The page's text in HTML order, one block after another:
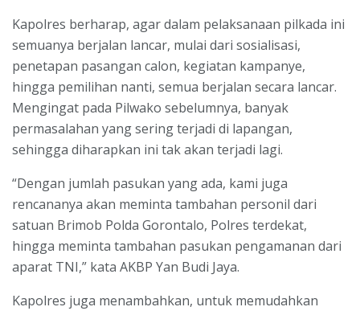
Kapolres berharap, agar dalam pelaksanaan pilkada ini
semuanya berjalan lancar, mulai dari sosialisasi,
penetapan pasangan calon, kegiatan kampanye,
hingga pemilihan nanti, semua berjalan secara lancar.
Mengingat pada Pilwako sebelumnya, banyak
permasalahan yang sering terjadi di lapangan,
sehingga diharapkan ini tak akan terjadi lagi.
“Dengan jumlah pasukan yang ada, kami juga
rencananya akan meminta tambahan personil dari
satuan Brimob Polda Gorontalo, Polres terdekat,
hingga meminta tambahan pasukan pengamanan dari
aparat TNI,” kata AKBP Yan Budi Jaya.
Kapolres juga menambahkan, untuk memudahkan